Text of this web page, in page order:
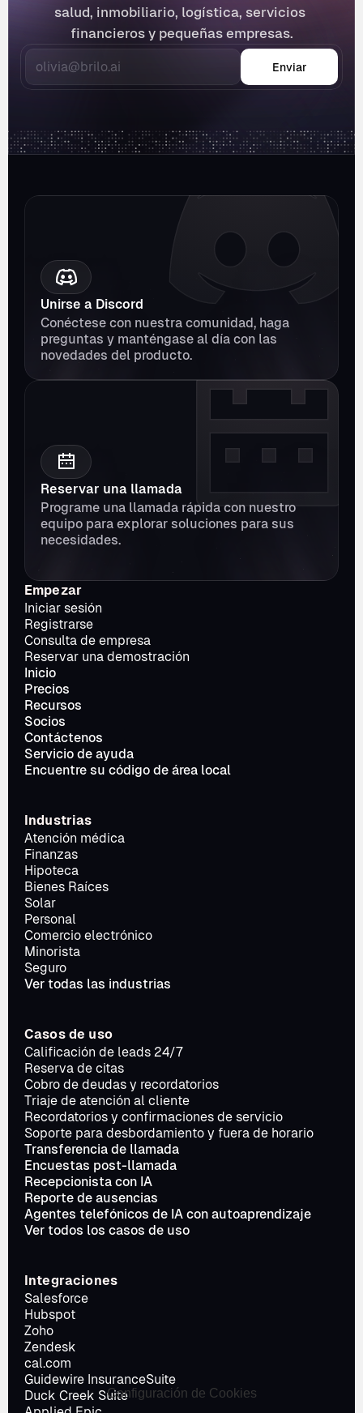
Configuración de Cookies
salud, inmobiliario, logística, servicios
financieros y pequeñas empresas.
Enviar
Unirse a Discord
Conéctese con nuestra comunidad, haga
preguntas y manténgase al día con las
novedades del producto.
Reservar una llamada
Programe una llamada rápida con nuestro
equipo para explorar soluciones para sus
necesidades.
Empezar
Iniciar sesión
Registrarse
Consulta de empresa
Reservar una demostración
Inicio
Precios
Recursos
Socios
Contáctenos
Servicio de ayuda
Encuentre su código de área local
Industrias
Atención médica
Finanzas
Hipoteca
Bienes Raíces
Solar
Personal
Comercio electrónico
Minorista
Seguro
Ver todas las industrias
Casos de uso
Calificación de leads 24/7
Reserva de citas
Cobro de deudas y recordatorios
Triaje de atención al cliente
Recordatorios y confirmaciones de servicio
Soporte para desbordamiento y fuera de horario
Transferencia de llamada
Encuestas post-llamada
Recepcionista con IA
Reporte de ausencias
Agentes telefónicos de IA con autoaprendizaje
Ver todos los casos de uso
Integraciones
Salesforce
Hubspot
Zoho
Zendesk
cal.com
Guidewire InsuranceSuite
Duck Creek Suite